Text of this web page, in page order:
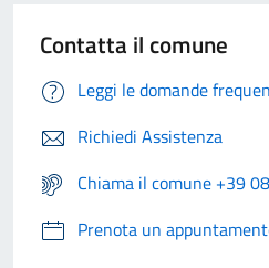
Contatta il comune
Leggi le domande
Richiedi Assistenza
Chiama il comune +39
Prenota un